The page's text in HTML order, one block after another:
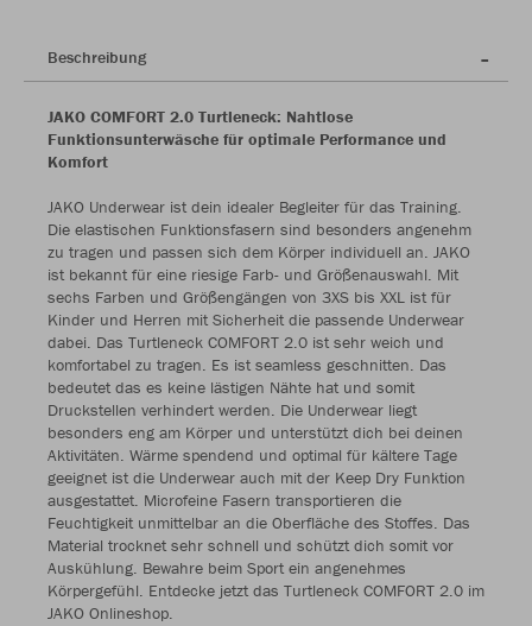
Beschreibung
JAKO COMFORT 2.0 Turtleneck: Nahtlose
Funktionsunterwäsche für optimale Performance und
Komfort
JAKO Underwear ist dein idealer Begleiter für das Training.
Die elastischen Funktionsfasern sind besonders angenehm
zu tragen und passen sich dem Körper individuell an. JAKO
ist bekannt für eine riesige Farb- und Größenauswahl. Mit
sechs Farben und Größengängen von 3XS bis XXL ist für
Kinder und Herren mit Sicherheit die passende Underwear
dabei. Das Turtleneck COMFORT 2.0 ist sehr weich und
komfortabel zu tragen. Es ist seamless geschnitten. Das
bedeutet das es keine lästigen Nähte hat und somit
Druckstellen verhindert werden. Die Underwear liegt
besonders eng am Körper und unterstützt dich bei deinen
Aktivitäten. Wärme spendend und optimal für kältere Tage
geeignet ist die Underwear auch mit der Keep Dry Funktion
ausgestattet. Microfeine Fasern transportieren die
Feuchtigkeit unmittelbar an die Oberfläche des Stoffes. Das
Material trocknet sehr schnell und schützt dich somit vor
Auskühlung. Bewahre beim Sport ein angenehmes
Körpergefühl. Entdecke jetzt das Turtleneck COMFORT 2.0 im
JAKO Onlineshop.